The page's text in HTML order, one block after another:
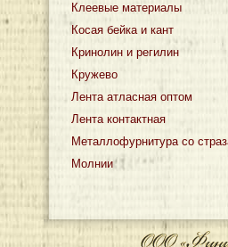
Клеевые материалы
Косая бейка и кант
Кринолин и регилин
Кружево
Лента атласная оптом
Лента контактная
Металлофурнитура со
Молнии